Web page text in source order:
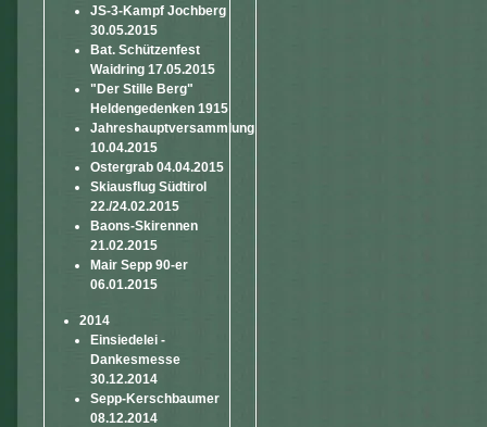
JS-3-Kampf Jochberg
30.05.2015
Bat. Schützenfest
Waidring 17.05.2015
"Der Stille Berg"
Heldengedenken 1915
Jahreshauptversammlung
10.04.2015
Ostergrab 04.04.2015
Skiausflug Südtirol
22./24.02.2015
Baons-Skirennen
21.02.2015
Mair Sepp 90-er
06.01.2015
2014
Einsiedelei -
Dankesmesse
30.12.2014
Sepp-Kerschbaumer
08.12.2014